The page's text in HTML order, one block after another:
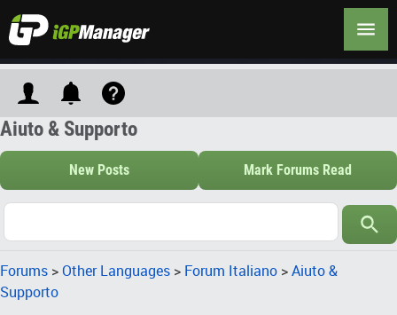
Aiuto & Supporto
New Posts Mark Forums Read
Forums >Other Languages > Forum Italiano >Aiuto &
Supporto